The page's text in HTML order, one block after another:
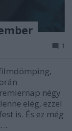
1
négy
elég, ezzel
is. És ez még